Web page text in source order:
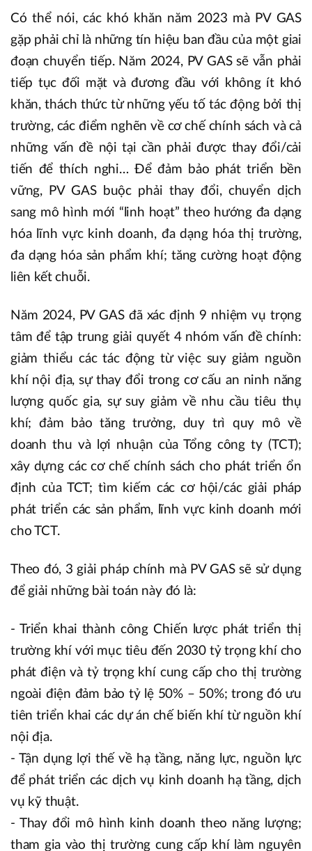
Có thể nói, các khó khăn năm 2023 mà PV GAS
gặp phải chỉ là những tín hiệu ban đầu của một giai
đoạn chuyển tiếp. Năm 2024, PV GAS sẽ vẫn phải
tiếp tục đối mặt và đương đầu với không ít khó
khăn, thách thức từ những yếu tố tác động bởi thị
trường, các điểm nghẽn về cơ chế chính sách và cả
những vấn đề nội tại cần phải được thay đổi/cải
tiến để thích nghi… Để đảm bảo phát triển bền
vững, PV GAS buộc phải thay đổi, chuyển dịch
sang mô hình mới “linh hoạt” theo hướng đa dạng
hóa lĩnh vực kinh doanh, đa dạng hóa thị trường,
đa dạng hóa sản phẩm khí; tăng cường hoạt động
liên kết chuỗi.
Năm 2024, PV GAS đã xác định 9 nhiệm vụ trọng
tâm để tập trung giải quyết 4 nhóm vấn đề chính:
giảm thiểu các tác động từ việc suy giảm nguồn
khí nội địa, sự thay đổi trong cơ cấu an ninh năng
lượng quốc gia, sự suy giảm về nhu cầu tiêu thụ
khí; đảm bảo tăng trưởng, duy trì quy mô về
doanh thu và lợi nhuận của Tổng công ty (TCT);
xây dựng các cơ chế chính sách cho phát triển ổn
định của TCT; tìm kiếm các cơ hội/các giải pháp
phát triển các sản phẩm, lĩnh vực kinh doanh mới
cho TCT.
Theo đó, 3 giải pháp chính mà PV GAS sẽ sử dụng
để giải những bài toán này đó là:
- Triển khai thành công Chiến lược phát triển thị
trường khí với mục tiêu đến 2030 tỷ trọng khí cho
phát điện và tỷ trọng khí cung cấp cho thị trường
ngoài điện đảm bảo tỷ lệ 50% – 50%; trong đó ưu
tiên triển khai các dự án chế biến khí từ nguồn khí
nội địa.
- Tận dụng lợi thế về hạ tầng, năng lực, nguồn lực
để phát triển các dịch vụ kinh doanh hạ tầng, dịch
vụ kỹ thuật.
- Thay đổi mô hình kinh doanh theo năng lượng;
tham gia vào thị trường cung cấp khí làm nguyên